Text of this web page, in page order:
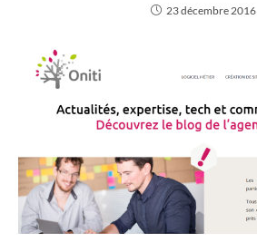
23 décembre 2016